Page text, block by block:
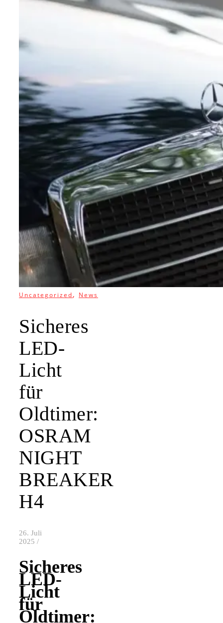
Uncategorized, News
Sicheres
LED-
Licht
für
Oldtimer:
OSRAM
NIGHT
BREAKER
H4
26. Juli
2025 /
Sicheres
LED-
Licht
für
Oldtimer: